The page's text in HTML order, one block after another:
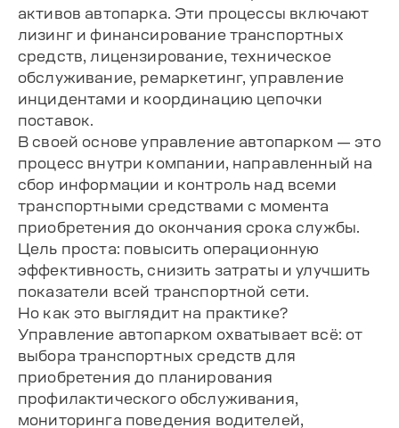
активов автопарка. Эти процессы включают
лизинг и финансирование транспортных
средств, лицензирование, техническое
обслуживание, ремаркетинг, управление
инцидентами и координацию цепочки
поставок.
В своей основе управление автопарком — это
процесс внутри компании, направленный на
сбор информации и контроль над всеми
транспортными средствами с момента
приобретения до окончания срока службы.
Цель проста: повысить операционную
эффективность, снизить затраты и улучшить
показатели всей транспортной сети.
Но как это выглядит на практике?
Управление автопарком охватывает всё: от
выбора транспортных средств для
приобретения до планирования
профилактического обслуживания,
мониторинга поведения водителей,